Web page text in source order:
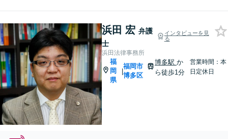
浜田 宏 弁護
士
インタビューを見
る
浜田法律事務所
福
岡
県
|
福岡市
博多区
博多駅 か
ら徒歩1分
営業時間：本
日定休日